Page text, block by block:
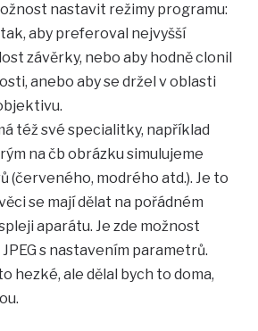
nastavit režimy programu:
aby preferoval nejvyšší
závěrky, nebo aby hodně clonil
anebo aby se držel v oblasti
též své specialitky, například
na čb obrázku simulujeme
(červeného, modrého atd.). Je to
se mají dělat na pořádném
aparátu. Je zde možnost
s nastavením parametrů.
hezké, ale dělal bych to doma,